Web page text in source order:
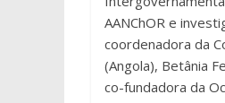
AANChOR e
coordenadora da
(Angola), Betânia
co-fundadora da